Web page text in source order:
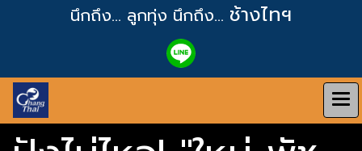
นึกถึง... ลูกทุ่ง นึกถึง... ช้างไทฯ